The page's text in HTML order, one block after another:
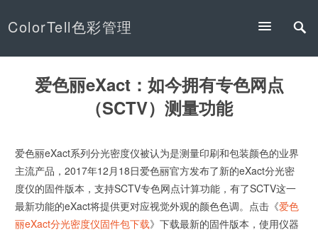
ColorTell色彩管理
爱色丽eXact：如今拥有专色网点
（SCTV）测量功能
爱色丽eXact系列分光密度仪被认为是测量印刷和包装颜色的业界
主流产品，2017年12月18日爱色丽官方发布了新的eXact分光密
度仪的固件版本，支持SCTV专色网点计算功能，有了SCTV这一
最新功能的eXact将提供更对应视觉外观的颜色色调。点击《爱色
丽eXact分光密度仪固件包下载》下载最新的固件版本，使用仪器